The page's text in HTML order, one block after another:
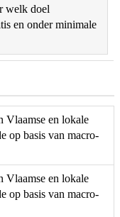
welk doel
en onder minimale
Vlaamse en lokale
op basis van macro-
Vlaamse en lokale
op basis van macro-